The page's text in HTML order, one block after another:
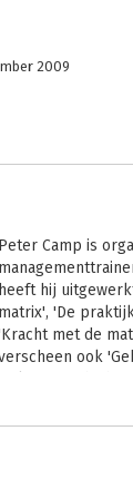
2009
Peter Camp is
heeft hij
matrix', 'De
met de
ook
van
door